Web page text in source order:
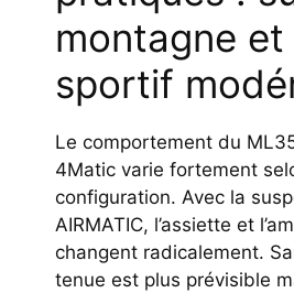
montagne et
sportif
Le comportement du
4Matic varie fortement
configuration. Avec la
AIRMATIC, l’assiette et
changent radicalement.
tenue est plus prévisible